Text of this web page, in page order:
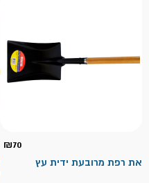
₪70
את רפת מרובעת ידית עץ